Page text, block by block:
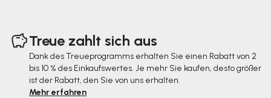
Treue zahlt sich aus
Dank des Treueprogramms erhalten Sie einen Rabatt von 2
bis 10 % des Einkaufswertes. Je mehr Sie kaufen, desto größer
ist der Rabatt, den Sie von uns erhalten.
Mehr erfahren